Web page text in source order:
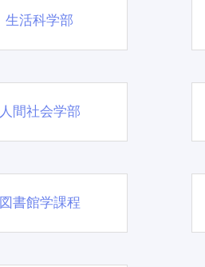
生活科学部
人間社会学部
図書館学課程